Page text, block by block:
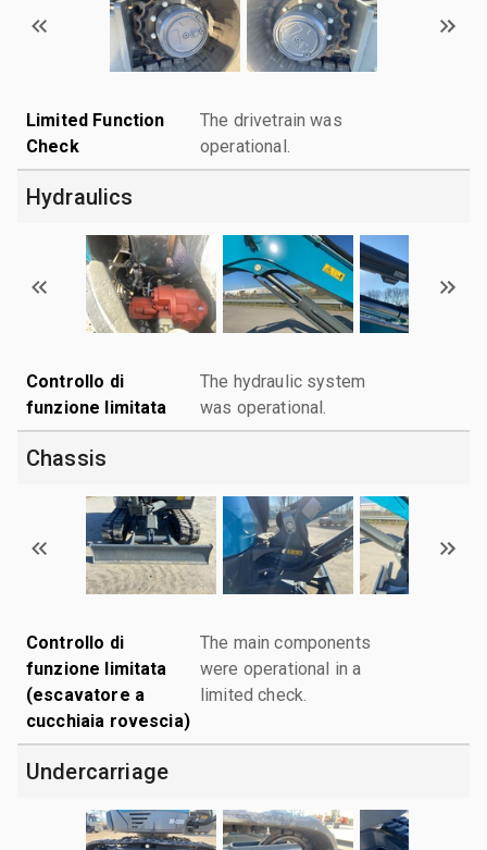
Limited Function
Check
The drivetrain was
operational.
Hydraulics
Controllo di
funzione limitata
The hydraulic system
was operational.
Chassis
Controllo di
funzione limitata
(escavatore a
cucchiaia rovescia)
The main components
were operational in a
limited check.
Undercarriage